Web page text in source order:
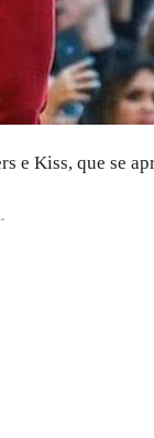
e Kiss, que se